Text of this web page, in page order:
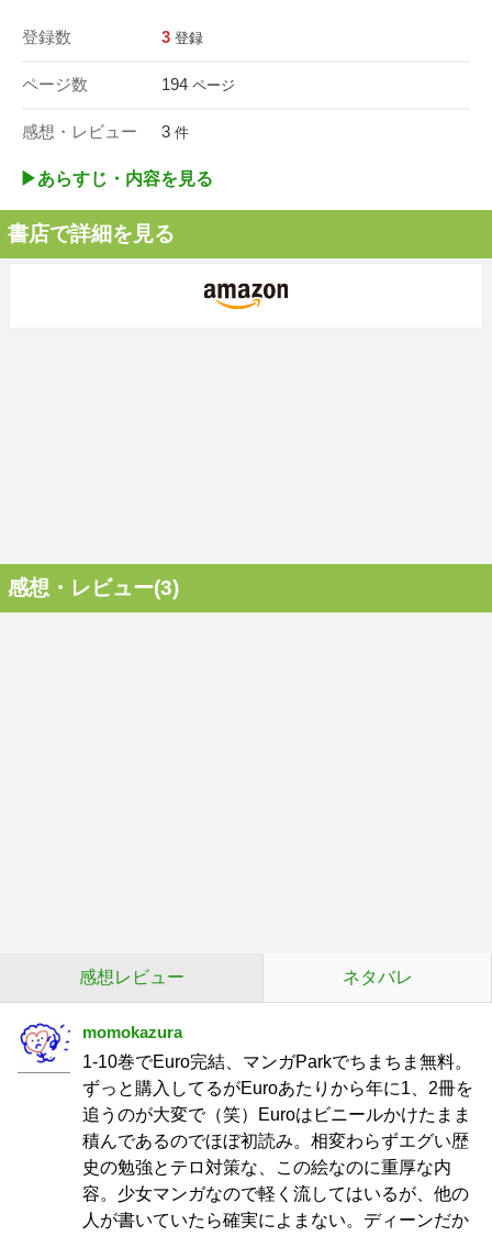
登録数 3 登録
ページ数 194 ページ
感想・レビュー 3 件
▶︎あらすじ・内容を見る
書店で詳細を見る
感想・レビュー(3)
感想レビュー ネタバレ
momokazura
1-10巻でEuro完結、マンガParkでちまちま無料。
ずっと購入してるがEuroあたりから年に1、2冊を
追うのが大変で（笑）Euroはビニールかけたまま
積んであるのでほぼ初読み。相変わらずエグい歴
史の勉強とテロ対策な、この絵なのに重厚な内
容。少女マンガなので軽く流してはいるが、他の
人が書いていたら確実によまない。ディーンだか